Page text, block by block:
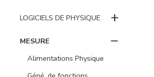
LOGICIELS DE PHYSIQUE +
MESURE −
Alimentations Physique